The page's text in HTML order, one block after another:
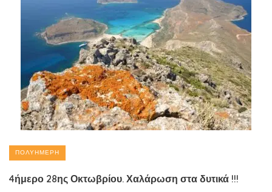
ΠΟΛΥΉΜΕΡΗ
4ήμερο 28ης Οκτωβρίου. Χαλάρωση στα δυτικά !!!